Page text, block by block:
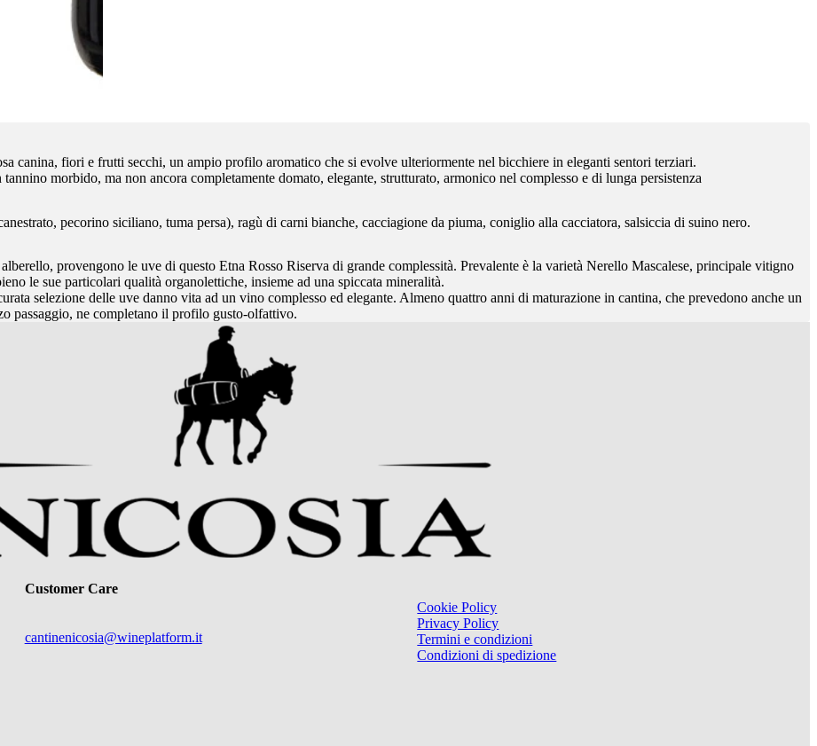
canina, fiori e frutti secchi, un ampio profilo aromatico che si evolve ulteriormente nel bicchiere in eleganti sentori terziari.
morbido, ma non ancora completamente domato, elegante, strutturato, armonico nel complesso e di lunga persistenza
pecorino siciliano, tuma persa), ragù di carni bianche, cacciagione da piuma, coniglio alla cacciatora, salsiccia di suino nero.
provengono le uve di questo Etna Rosso Riserva di grande complessità. Prevalente è la varietà Nerello Mascalese, principale vitigno
le sue particolari qualità organolettiche, insieme ad una spiccata mineralità.
selezione delle uve danno vita ad un vino complesso ed elegante. Almeno quattro anni di maturazione in cantina, che prevedono anche un
passaggio, ne completano il profilo gusto-olfattivo.
Customer Care
cantinenicosia@wineplatform.it
Cookie Policy
Privacy Policy
Termini e condizioni
Condizioni di spedizione